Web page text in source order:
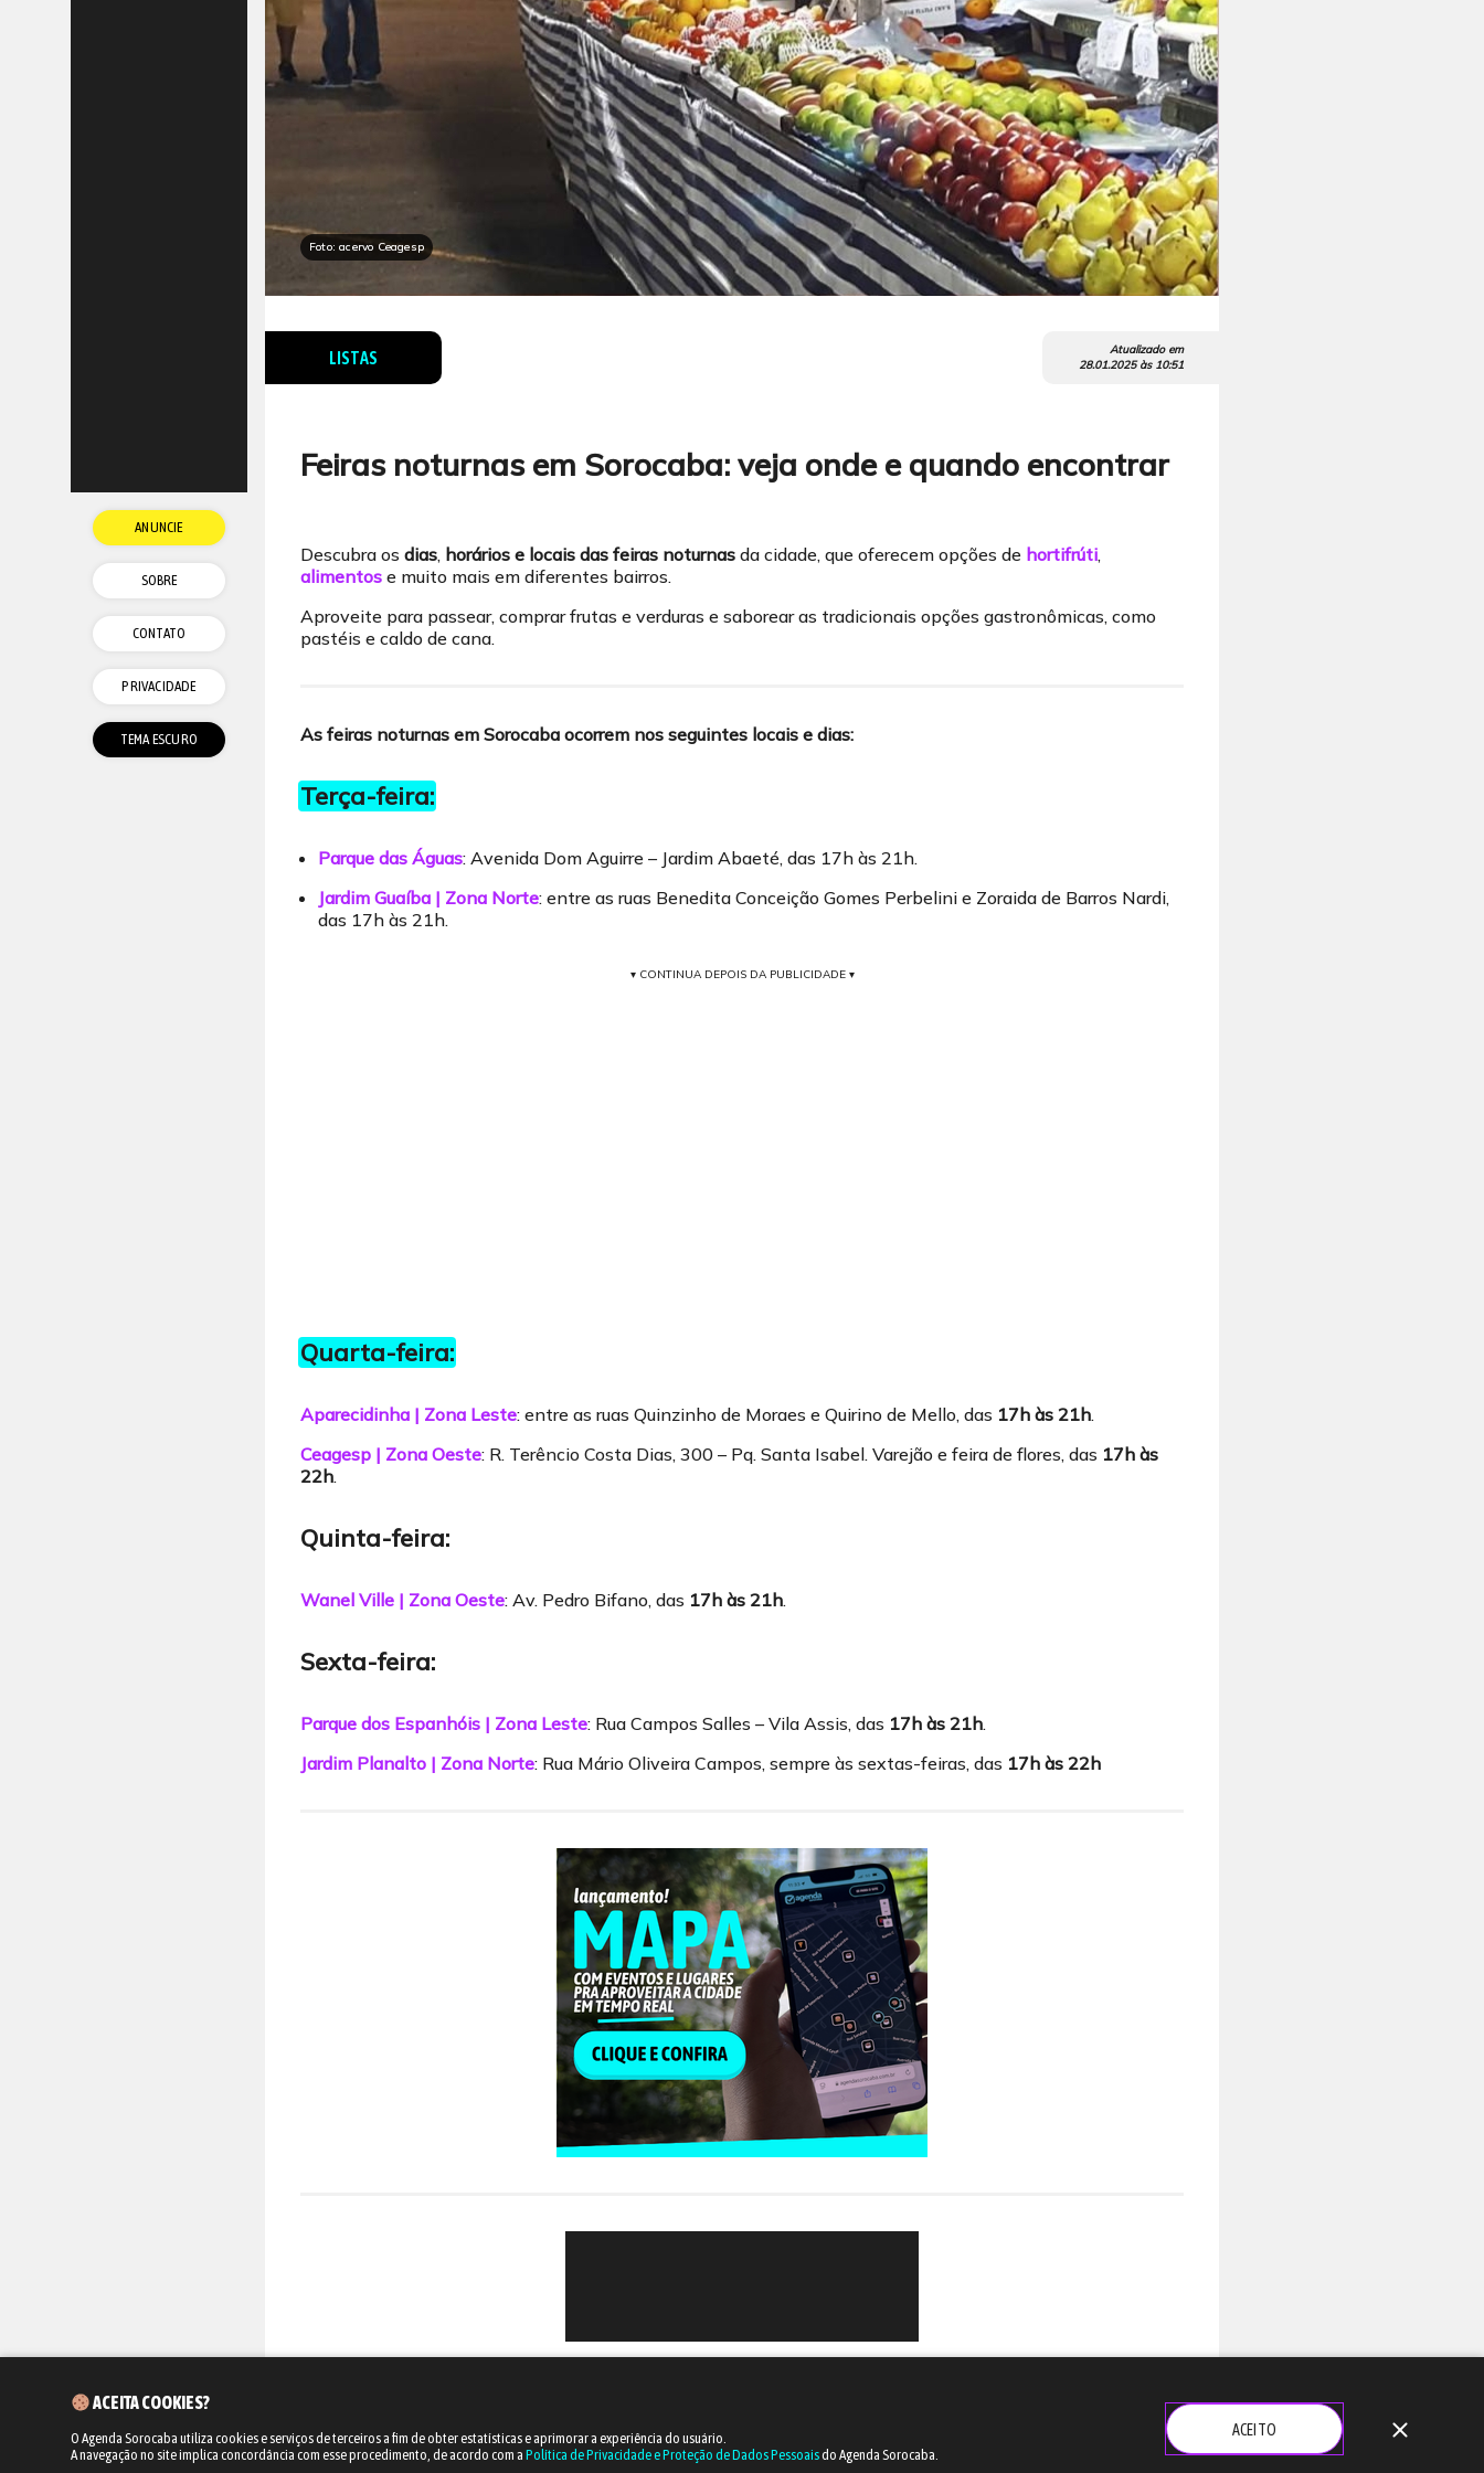
Foto: acervo Ceagesp
LISTAS
Atualizado em
28.01.2025às 10:51
Feiras noturnas em Sorocaba: veja onde e quando encontrar
Descubra os dias, horários e locais das feiras noturnas da cidade, que oferecem opções de hortifrúti,
alimentos e muito mais em diferentes bairros.
Aproveite para passear, comprar frutas e verduras e saborear as tradicionais opções gastronômicas, como
pastéis e caldo de cana.
As feiras noturnas em Sorocaba ocorrem nos seguintes locais e dias:
Terça-feira:
Parque das Águas: Avenida Dom Aguirre – Jardim Abaeté, das 17h às 21h.
Jardim Guaíba | Zona Norte: entre as ruas Benedita Conceição Gomes Perbelini e Zoraida de Barros Nardi,
das 17h às 21h.
▾ CONTINUA DEPOIS DA PUBLICIDADE ▾
Quarta-feira:
Aparecidinha | Zona Leste: entre as ruas Quinzinho de Moraes e Quirino de Mello, das 17h às 21h.
Ceagesp | Zona Oeste: R. Terêncio Costa Dias, 300 – Pq. Santa Isabel. Varejão e feira de flores, das 17h às
22h.
Quinta-feira:
Wanel Ville | Zona Oeste: Av. Pedro Bifano, das 17h às 21h.
Sexta-feira:
Parque dos Espanhóis | Zona Leste: Rua Campos Salles – Vila Assis, das 17h às 21h.
Jardim Planalto | Zona Norte: Rua Mário Oliveira Campos, sempre às sextas-feiras, das 17h às 22h
ANUNCIE
SOBRE
CONTATO
PRIVACIDADE
ACEITA COOKIES?
O Agenda Sorocaba utiliza cookies e serviços de terceiros a fim de obter estatísticas e aprimorar a experiência do usuário.
A navegação no site implica concordância com esse procedimento, de acordo com a Política de Privacidade e Proteção de Dados Pessoaisdo Agenda Sorocaba.
ACEITO close